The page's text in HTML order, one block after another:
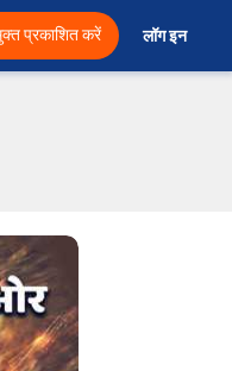
प्रकाशित करें लॉग इन